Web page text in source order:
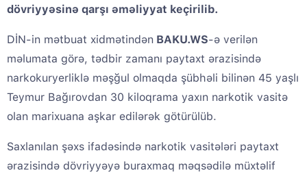
dövriyyəsinə qarşı əməliyyat keçirilib.
DİN-in mətbuat xidmətindən BAKU.WS-ə verilən
məlumata görə, tədbir zamanı paytaxt ərazisində
narkokuryerliklə məşğul olmaqda şübhəli bilinən 45 yaşlı
Teymur Bağırovdan 30 kiloqrama yaxın narkotik vasitə
olan marixuana aşkar edilərək götürülüb.
Saxlanılan şəxs ifadəsində narkotik vasitələri paytaxt
ərazisində dövriyyəyə buraxmaq məqsədilə müxtəlif